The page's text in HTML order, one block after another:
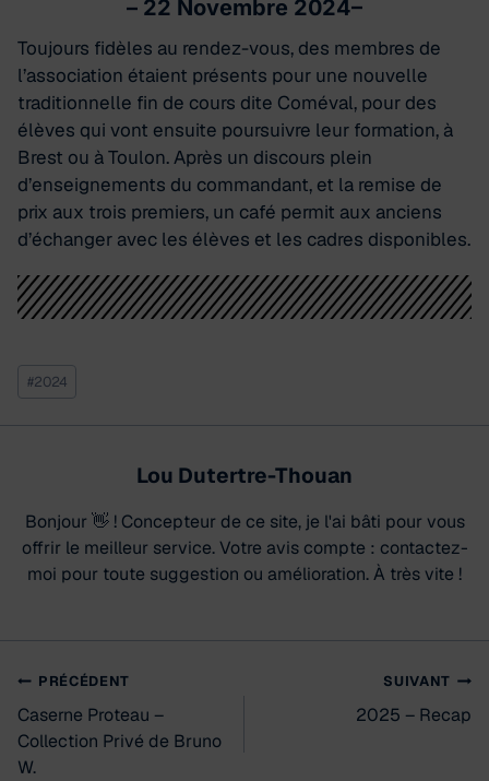
– 22 Novembre 2024–
Toujours fidèles au rendez-vous, des membres de
l’association étaient présents pour une nouvelle
traditionnelle fin de cours dite Coméval, pour des
élèves qui vont ensuite poursuivre leur formation, à
Brest ou à Toulon. Après un discours plein
d’enseignements du commandant, et la remise de
prix aux trois premiers, un café permit aux anciens
d’échanger avec les élèves et les cadres disponibles.
Étiquettes
de
la
#2024
Lou Dutertre-Thouan
Bonjour 👋 ! Concepteur de ce site, je l'ai bâti pour vous
offrir le meilleur service. Votre avis compte : contactez-
moi pour toute suggestion ou amélioration. À très vite !
Navigation
de
PRÉCÉDENT
Caserne Proteau –
Collection Privé de Bruno
W.
SUIVANT
2025 – Recap